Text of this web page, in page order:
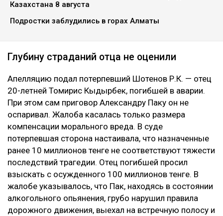
Казахстана 8 августа
Подростки заблудились в горах Алматы
Глубину страданий отца не оценили
Апелляцию подал потерпевший Шотенов Р.К. — отец
20-летней Томирис Кыдырбек, погибшей в аварии.
При этом сам приговор Александру Паку он не
оспаривал. Жалоба касалась только размера
компенсации морального вреда. В суде
потерпевшая сторона настаивала, что назначенные
ранее 10 миллионов тенге не соответствуют тяжести
последствий трагедии. Отец погибшей просил
взыскать с осужденного 100 миллионов тенге. В
жалобе указывалось, что Пак, находясь в состоянии
алкогольного опьянения, грубо нарушил правила
дорожного движения, выехал на встречную полосу и